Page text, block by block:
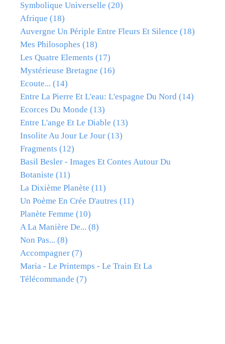
Symbolique Universelle (20)
Afrique (18)
Auvergne Un Périple Entre Fleurs Et Silence (18)
Mes Philosophes (18)
Les Quatre Elements (17)
Mystérieuse Bretagne (16)
Ecoute... (14)
Entre La Pierre Et L'eau: L'espagne Du Nord (14)
Ecorces Du Monde (13)
Entre L'ange Et Le Diable (13)
Insolite Au Jour Le Jour (13)
Fragments (12)
Basil Besler - Images Et Contes Autour Du
Botaniste (11)
La Dixième Planète (11)
Un Poème En Crée D'autres (11)
Planète Femme (10)
A La Manière De... (8)
Non Pas... (8)
Accompagner (7)
Maria - Le Printemps - Le Train Et La
Télécommande (7)